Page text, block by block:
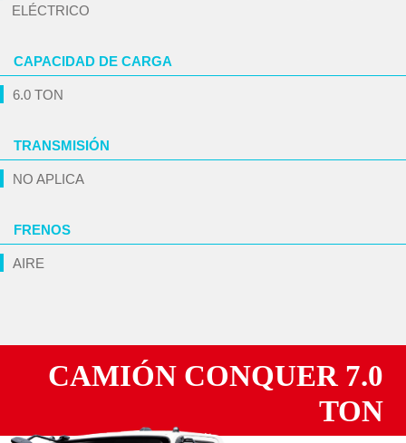
ELÉCTRICO
CAPACIDAD DE CARGA
6.0 TON
TRANSMISIÓN
NO APLICA
FRENOS
AIRE
CAMIÓN CONQUER 7.0
TON